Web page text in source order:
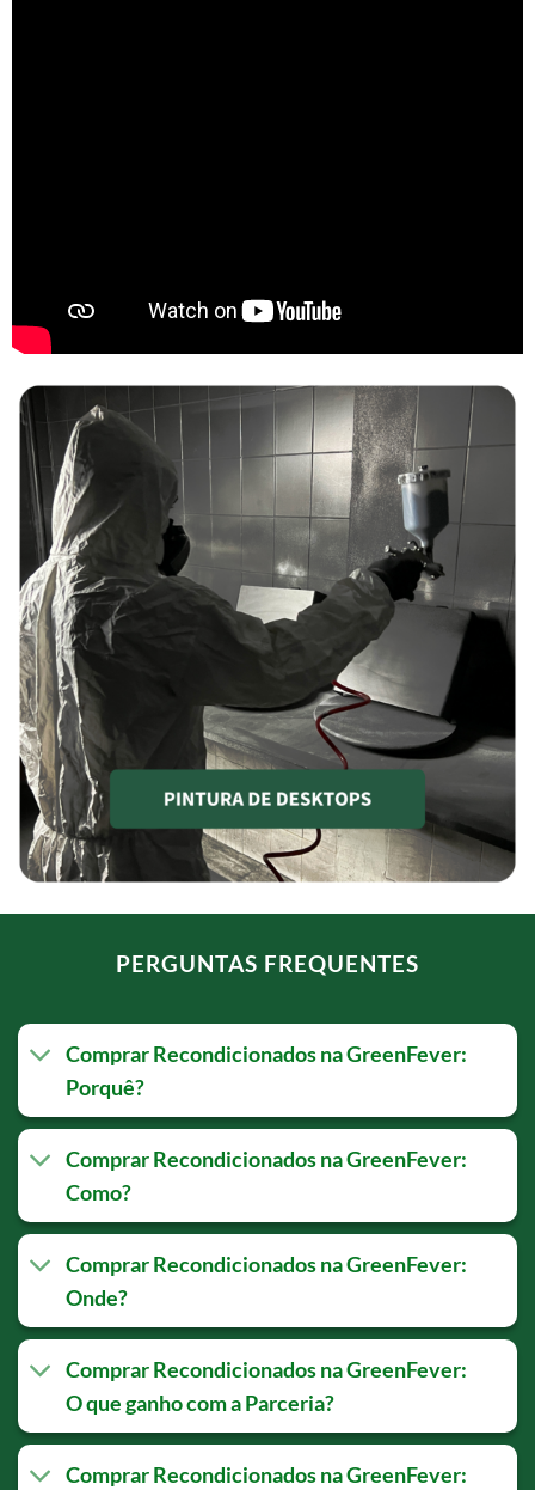
PERGUNTAS FREQUENTES
Comprar Recondicionados na GreenFever:
Porquê?
Comprar Recondicionados na GreenFever:
Como?
Comprar Recondicionados na GreenFever:
Onde?
Comprar Recondicionados na GreenFever:
O que ganho com a Parceria?
Comprar Recondicionados na GreenFever: